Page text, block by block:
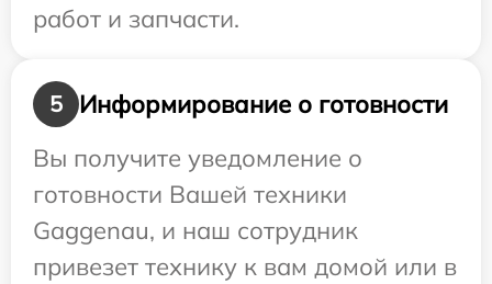
работ и запчасти.
5
Информирование о готовности
Вы получите уведомление о
готовности Вашей техники
Gaggenau, и наш сотрудник
привезет технику к вам домой или в